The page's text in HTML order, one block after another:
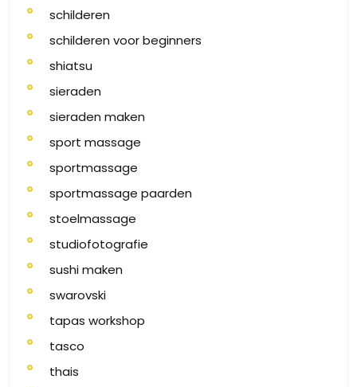
schilderen
schilderen voor beginners
shiatsu
sieraden
sieraden maken
sport massage
sportmassage
sportmassage paarden
stoelmassage
studiofotografie
sushi maken
swarovski
tapas workshop
tasco
thais